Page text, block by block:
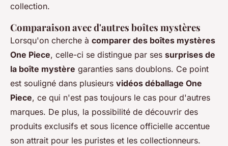
collection.
Comparaison avec d'autres boîtes mystères
Lorsqu'on cherche à comparer des boîtes mystères
One Piece, celle-ci se distingue par ses surprises de
la boîte mystère garanties sans doublons. Ce point
est souligné dans plusieurs vidéos déballage One
Piece, ce qui n'est pas toujours le cas pour d'autres
marques. De plus, la possibilité de découvrir des
produits exclusifs et sous licence officielle accentue
son attrait pour les puristes et les collectionneurs.